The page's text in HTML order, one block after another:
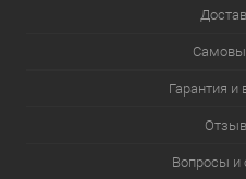
Гарантия и
Вопросы и